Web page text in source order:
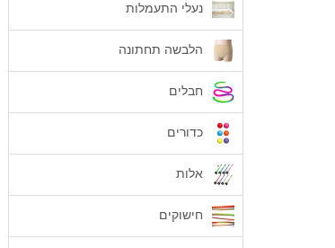
נעלי התעמלות
הלבשה תחתונה
חבלים
כדורים
אלות
חישוקים